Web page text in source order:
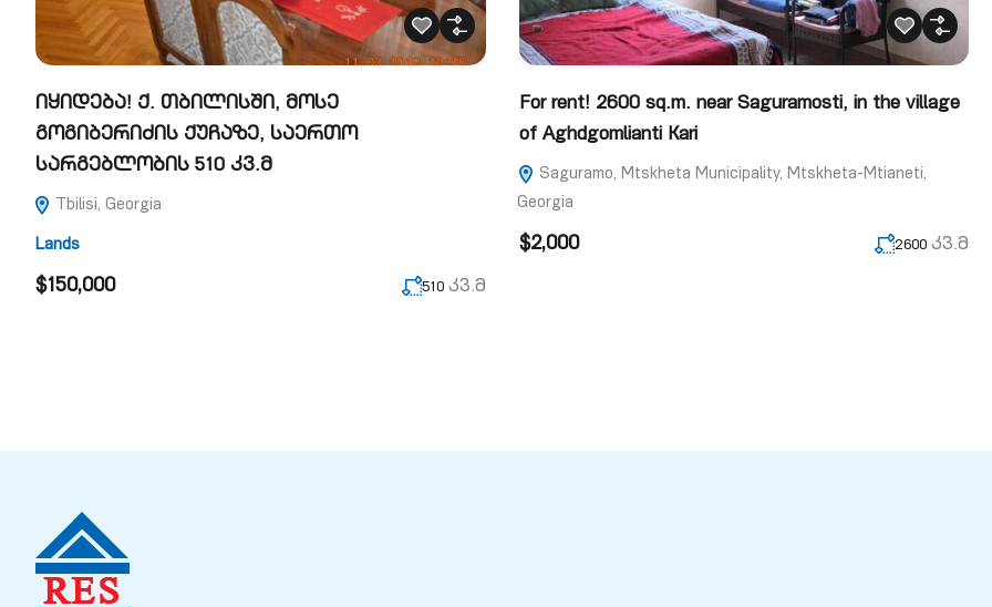
იყიდება! ქ. თბილისში, მოსე
გოგიბერიძის ქუჩაზე, საერთო
სარგებლობის 510 კვ.მ
Tbilisi, Georgia
Lands
$150,000 510 კვ.მ
For rent! 2600 sq.m. near Saguramosti, in the village
of Aghdgomlianti Kari
Saguramo, Mtskheta Municipality, Mtskheta-Mtianeti,
Georgia
$2,000 2600 კვ.მ